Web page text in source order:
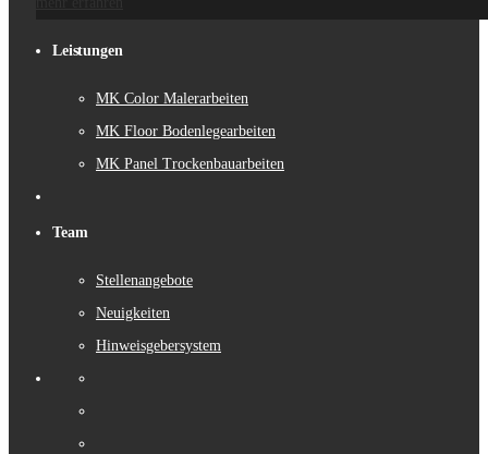
Leistungen
MK Color Malerarbeiten
MK Floor Bodenlegearbeiten
MK Panel Trockenbauarbeiten
Team
Stellenangebote
Neuigkeiten
Hinweisgebersystem